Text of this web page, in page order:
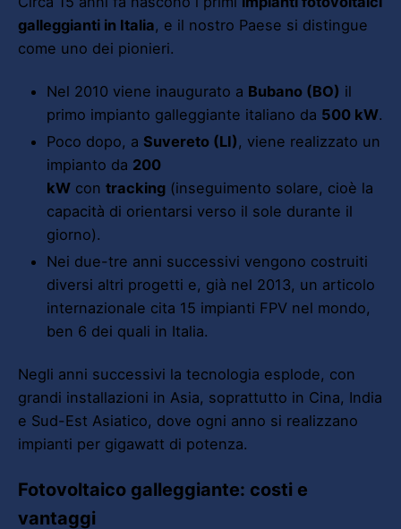
galleggianti in Italia, e il nostro Paese si distingue
come uno dei pionieri.
Nel 2010 viene inaugurato a Bubano (BO) il
primo impianto galleggiante italiano da 500 kW.
Poco dopo, a Suvereto (LI), viene realizzato un
impianto da 200
kW con tracking (inseguimento solare, cioè la
capacità di orientarsi verso il sole durante il
giorno).
Nei due-tre anni successivi vengono costruiti
diversi altri progetti e, già nel 2013, un articolo
internazionale cita 15 impianti FPV nel mondo,
ben 6 dei quali in Italia.
Negli anni successivi la tecnologia esplode, con
grandi installazioni in Asia, soprattutto in Cina, India
e Sud-Est Asiatico, dove ogni anno si realizzano
impianti per gigawatt di potenza.
Fotovoltaico galleggiante: costi e
vantaggi